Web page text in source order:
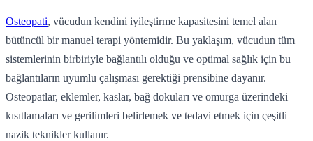
Osteopati, vücudun kendini iyileştirme kapasitesini temel alan
bütüncül bir manuel terapi yöntemidir. Bu yaklaşım, vücudun tüm
sistemlerinin birbiriyle bağlantılı olduğu ve optimal sağlık için bu
bağlantıların uyumlu çalışması gerektiği prensibine dayanır.
Osteopatlar, eklemler, kaslar, bağ dokuları ve omurga üzerindeki
kısıtlamaları ve gerilimleri belirlemek ve tedavi etmek için çeşitli
nazik teknikler kullanır.